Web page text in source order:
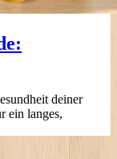
deiner
ein langes,